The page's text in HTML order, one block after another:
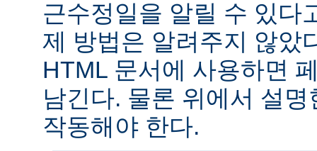
근수정일을 알릴 수 있다
제 방법은 알려주지 않았
HTML 문서에 사용하면
남긴다. 물론 위에서 설
작동해야 한다.